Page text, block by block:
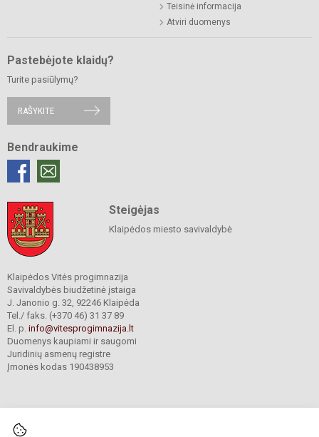
Teisinė informacija
Atviri duomenys
Pastebėjote klaidų?
Turite pasiūlymų?
RAŠYKITE
Bendraukime
Steigėjas
Klaipėdos miesto savivaldybė
Klaipėdos Vitės progimnazija
Savivaldybės biudžetinė įstaiga
J. Janonio g. 32, 92246 Klaipėda
Tel./ faks. (+370 46) 31 37 89
El. p. info@vitesprogimnazija.lt
Duomenys kaupiami ir saugomi
Juridinių asmenų registre
Įmonės kodas 190438953